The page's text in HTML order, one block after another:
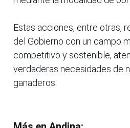
Estas acciones, entre otras,
del Gobierno con un campo
competitivo y sostenible,
verdaderas necesidades de
ganaderos.